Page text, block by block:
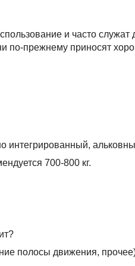
и часто служат
по-прежнему приносят
интегрированный,
700-800 кг.
полосы движения,